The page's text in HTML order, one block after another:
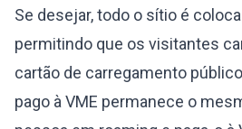
Se desejar, todo o sítio é
permitindo que os visitantes
cartão de carregamento
pago à VME permanece o